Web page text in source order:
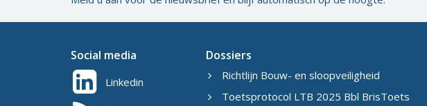
Social media
Linkedin
Dossiers
Richtlijn Bouw- en sloopveiligheid
Toetsprotocol LTB 2025 Bbl BrisToets